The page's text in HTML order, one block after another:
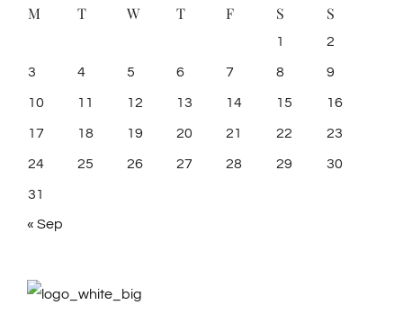
M T W T F S S
1 2
3 4 5 6 7 8 9
10 11 12 13 14 15 16
17 18 19 20 21 22 23
24 25 26 27 28 29 30
31
« Sep